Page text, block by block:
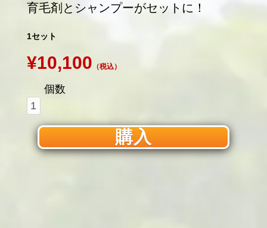
育毛剤とシャンプーがセットに！
1セット
¥10,100 （税込）
個数